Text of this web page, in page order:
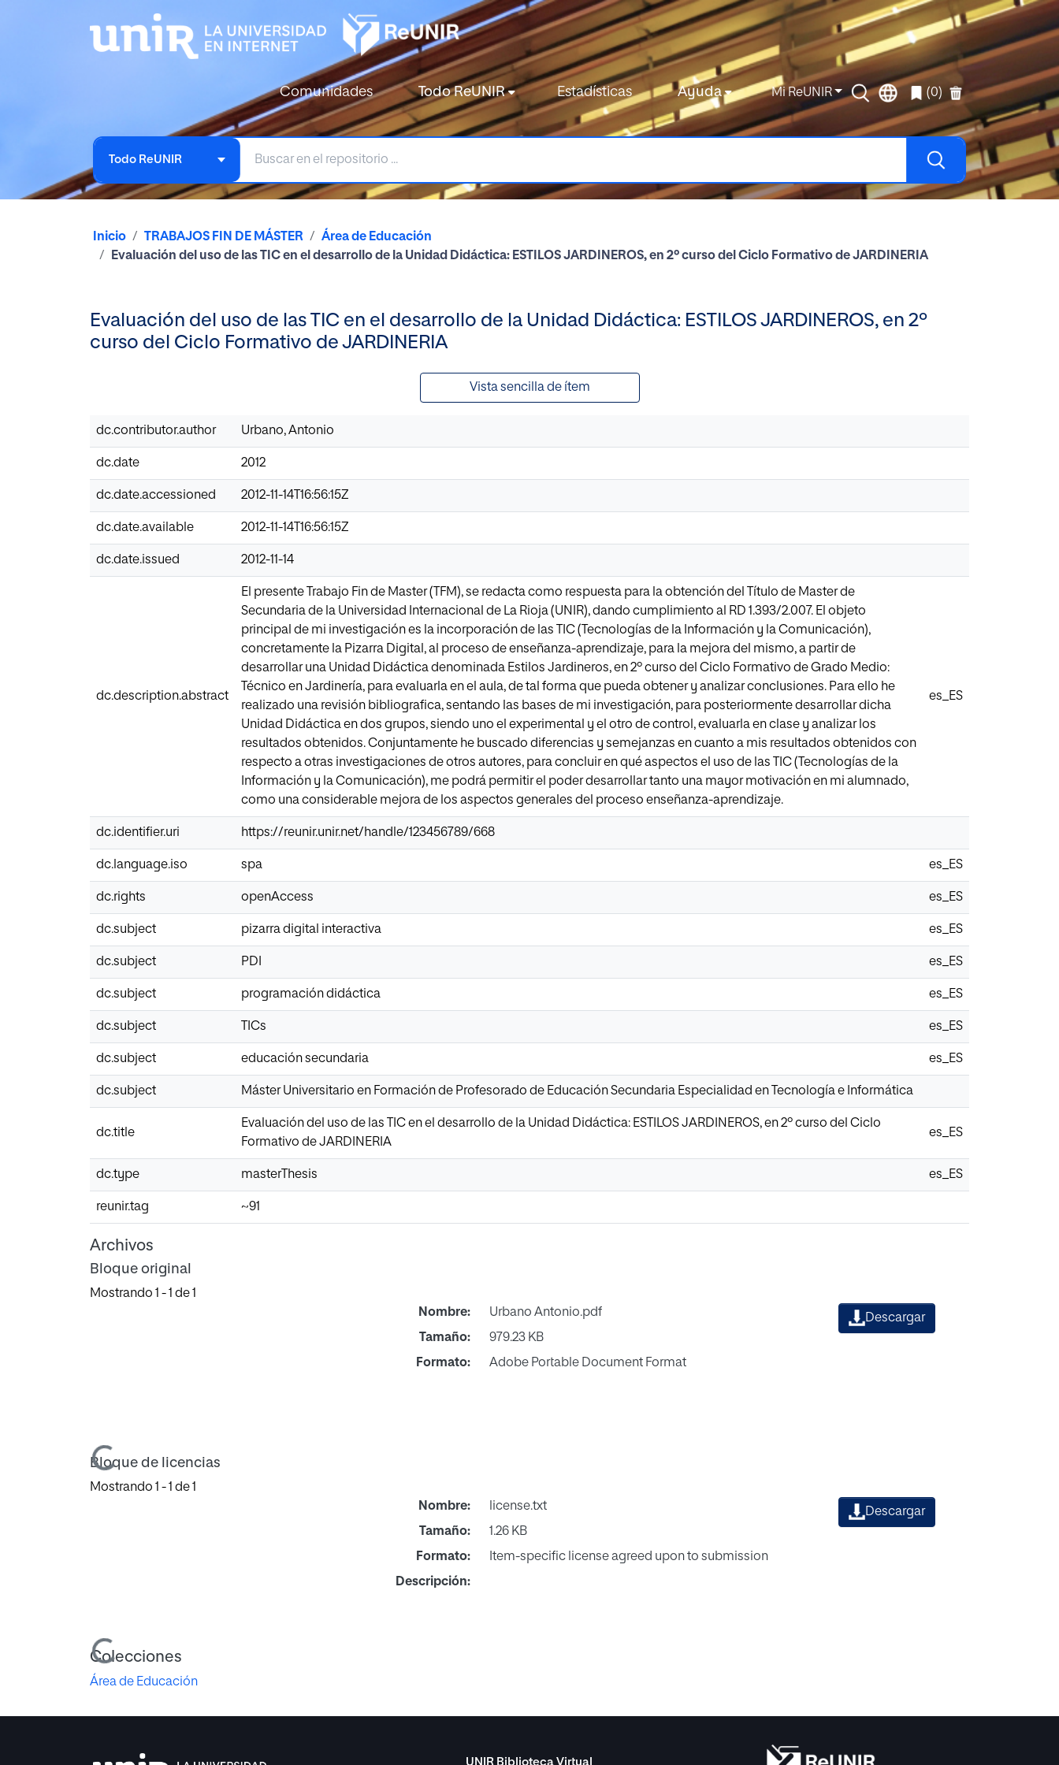
Comunidades Todo ReUNIR Estadísticas Ayuda Mi ReUNIR (0)
Todo ReUNIR
Inicio TRABAJOS FIN DE MÁSTER
Área de Educación
Evaluación del uso de las TIC en el desarrollo de la Unidad Didáctica: ESTILOS JARDINEROS, en 2º curso del Ciclo Formativo de JARDINERIA
Evaluación del uso de las TIC en el desarrollo de la Unidad Didáctica: ESTILOS JARDINEROS, en 2º
curso del Ciclo Formativo de JARDINERIA
Vista sencilla de ítem
dc.contributor.author Urbano, Antonio
dc.date 2012
dc.date.accessioned 2012-11-14T16:56:15Z
dc.date.available 2012-11-14T16:56:15Z
dc.date.issued 2012-11-14
dc.description.abstract
El presente Trabajo Fin de Master (TFM), se redacta como respuesta para la obtención del Título de Master de
Secundaria de la Universidad Internacional de La Rioja (UNIR), dando cumplimiento al RD 1.393/2.007. El objeto
principal de mi investigación es la incorporación de las TIC (Tecnologías de la Información y la Comunicación),
concretamente la Pizarra Digital, al proceso de enseñanza-aprendizaje, para la mejora del mismo, a partir de
desarrollar una Unidad Didáctica denominada Estilos Jardineros, en 2º curso del Ciclo Formativo de Grado Medio:
Técnico en Jardinería, para evaluarla en el aula, de tal forma que pueda obtener y analizar conclusiones. Para ello he
realizado una revisión bibliografica, sentando las bases de mi investigación, para posteriormente desarrollar dicha
Unidad Didáctica en dos grupos, siendo uno el experimental y el otro de control, evaluarla en clase y analizar los
resultados obtenidos. Conjuntamente he buscado diferencias y semejanzas en cuanto a mis resultados obtenidos con
respecto a otras investigaciones de otros autores, para concluir en qué aspectos el uso de las TIC (Tecnologías de la
Información y la Comunicación), me podrá permitir el poder desarrollar tanto una mayor motivación en mi alumnado,
como una considerable mejora de los aspectos generales del proceso enseñanza-aprendizaje.
es_ES
dc.identifier.uri https://reunir.unir.net/handle/123456789/668
dc.language.iso spa es_ES
dc.rights openAccess es_ES
dc.subject pizarra digital interactiva es_ES
dc.subject PDI es_ES
dc.subject programación didáctica es_ES
dc.subject TICs es_ES
dc.subject educación secundaria es_ES
dc.subject Máster Universitario en Formación de Profesorado de Educación Secundaria Especialidad en Tecnología e Informática
dc.title
Evaluación del uso de las TIC en el desarrollo de la Unidad Didáctica: ESTILOS JARDINEROS, en 2º curso del Ciclo
Formativo de JARDINERIA
es_ES
dc.type masterThesis es_ES
reunir.tag ~91
Archivos
Bloque original
Mostrando 1 - 1 de 1
Cargando...
Nombre:
Urbano Antonio.pdf
Tamaño:
979.23 KB
Formato:
Adobe Portable Document Format
Descargar
Bloque de licencias
Mostrando 1 - 1 de 1
Cargando...
Nombre:
license.txt
Tamaño:
1.26 KB
Formato:
Item-specific license agreed upon to submission
Descripción:
Descargar
Colecciones
Área de Educación
UNIR Biblioteca Virtual